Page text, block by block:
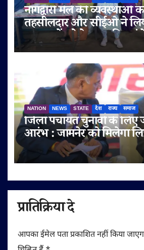
नागद्वारी मेले की व्यवस्थाओं
तहसीलदार और सीईओ ने
श्रद्धालुओं को बेहतर सुविधाएं
NATION NEWS STATE देश राज्य समाज
जिला पंचायत चुनावों के
आरंभ : जामनेर को मिलेगा
प्रातिक्रिया दे
आपका ईमेल पता प्रकाशित नहीं किया